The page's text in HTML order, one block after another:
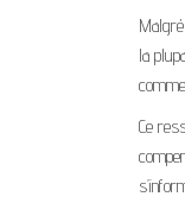
la
Ce